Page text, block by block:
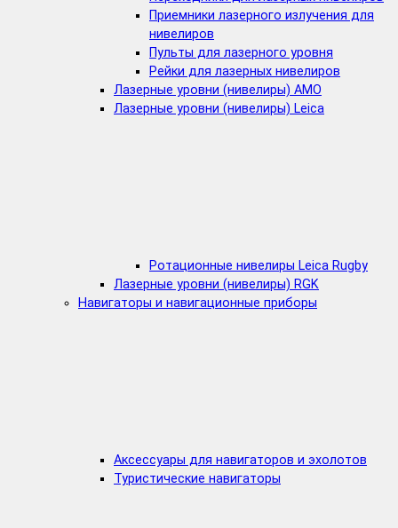
Приемники лазерного излучения для
нивелиров
Пульты для лазерного уровня
Рейки для лазерных нивелиров
Лазерные уровни (нивелиры) AMO
Лазерные уровни (нивелиры) Leica
Ротационные нивелиры Leica Rugby
Лазерные уровни (нивелиры) RGK
Навигаторы и навигационные приборы
Аксессуары для навигаторов и эхолотов
Туристические навигаторы